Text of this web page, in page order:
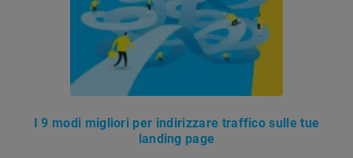
I 9 modi migliori per indirizzare traffico sulle tue
landing page